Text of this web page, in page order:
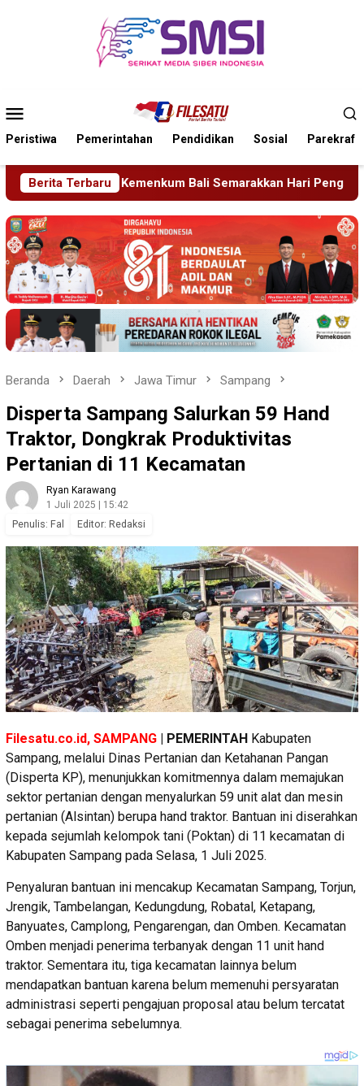
Mobile
Peristiwa Pemerintahan Pendidikan Sosial Parekraf
Berita Terbaru
Hari Pengayoman ke-81 Tragedi Proyek
Beranda Daerah Jawa Timur Sampang
Disperta Sampang Salurkan 59 Hand
Traktor, Dongkrak Produktivitas
Pertanian di 11 Kecamatan
Ryan Karawang
1 Juli 2025 | 15:42
Penulis: Fal Editor: Redaksi
Filesatu.co.id, SAMPANG | PEMERINTAH Kabupaten
Sampang, melalui Dinas Pertanian dan Ketahanan Pangan
(Disperta KP), menunjukkan komitmennya dalam memajukan
sektor pertanian dengan menyalurkan 59 unit alat dan mesin
pertanian (Alsintan) berupa hand traktor. Bantuan ini diserahkan
kepada sejumlah kelompok tani (Poktan) di 11 kecamatan di
Kabupaten Sampang pada Selasa, 1 Juli 2025.
Penyaluran bantuan ini mencakup Kecamatan Sampang, Torjun,
Jrengik, Tambelangan, Kedungdung, Robatal, Ketapang,
Banyuates, Camplong, Pengarengan, dan Omben. Kecamatan
Omben menjadi penerima terbanyak dengan 11 unit hand
traktor. Sementara itu, tiga kecamatan lainnya belum
mendapatkan bantuan karena belum memenuhi persyaratan
administrasi seperti pengajuan proposal atau belum tercatat
sebagai penerima sebelumnya.